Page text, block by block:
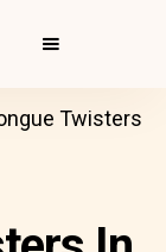
Twisters